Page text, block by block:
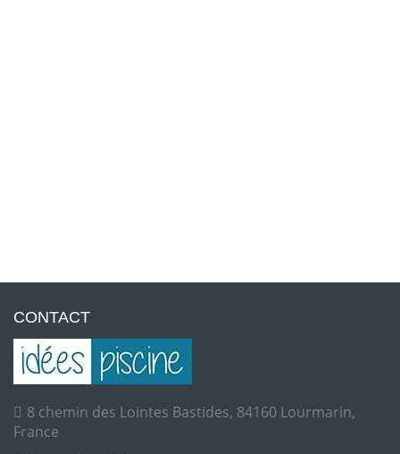
CONTACT
8 chemin des Lointes Bastides, 84160 Lourmarin,
France